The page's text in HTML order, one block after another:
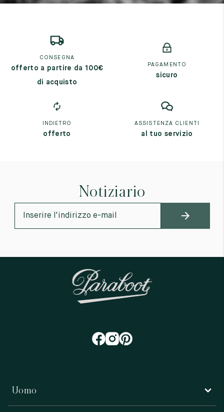
CONSEGNA
offerto a partire da 100€
di acquisto
PAGAMENTO
sicuro
INDIETRO
offerto
ASSISTENZA CLIENTI
al tuo servizio
Notiziario
Uomo